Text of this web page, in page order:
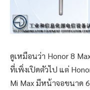
ดูเหมือนว่า Honor 8
ที่เพิ่งเปิดตัวไป แต่
Mi Max มีหน้าจอขนาด